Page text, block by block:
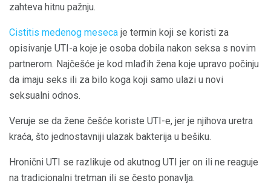
zahteva hitnu pažnju.
Cistitis medenog meseca je termin koji se koristi za
opisivanje UTI-a koje je osoba dobila nakon seksa s novim
partnerom. Najčešće je kod mlađih žena koje upravo počinju
da imaju seks ili za bilo koga koji samo ulazi u novi
seksualni odnos.
Veruje se da žene češće koriste UTI-e, jer je njihova uretra
kraća, što jednostavniji ulazak bakterija u bešiku.
Hronični UTI se razlikuje od akutnog UTI jer on ili ne reaguje
na tradicionalni tretman ili se često ponavlja.